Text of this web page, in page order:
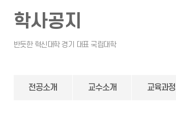
학사공지
전공소개 교수소개 교육과정